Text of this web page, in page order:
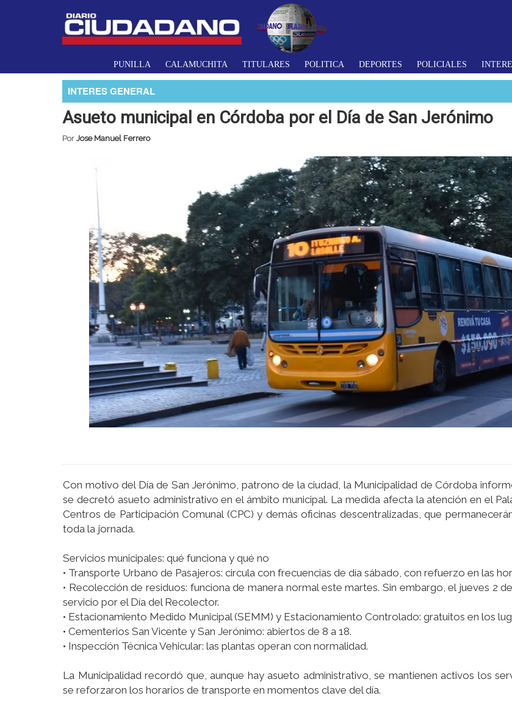
PUNILLA CALAMUCHITA TITULARES POLITICA DEPORTES POLICIALES
INTERES GENERAL
Asueto municipal en Córdoba por el Día de San Jerónimo
Por Jose Manuel Ferrero
Con motivo del Día de San Jerónimo, patrono de la ciudad, la Municipalidad de Córdoba
se decretó asueto administrativo en el ámbito municipal. La medida afecta la atención en el
Centros de Participación Comunal (CPC) y demás oficinas descentralizadas, que
toda la jornada.
Servicios municipales: qué funciona y qué no
• Transporte Urbano de Pasajeros: circula con frecuencias de día sábado, con refuerzo en las
• Recolección de residuos: funciona de manera normal este martes. Sin embargo, el jueves 2
servicio por el Día del Recolector.
• Estacionamiento Medido Municipal (SEMM) y Estacionamiento Controlado: gratuitos en los
• Cementerios San Vicente y San Jerónimo: abiertos de 8 a 18.
• Inspección Técnica Vehicular: las plantas operan con normalidad.
La Municipalidad recordó que, aunque hay asueto administrativo, se mantienen activos los
se reforzaron los horarios de transporte en momentos clave del día.